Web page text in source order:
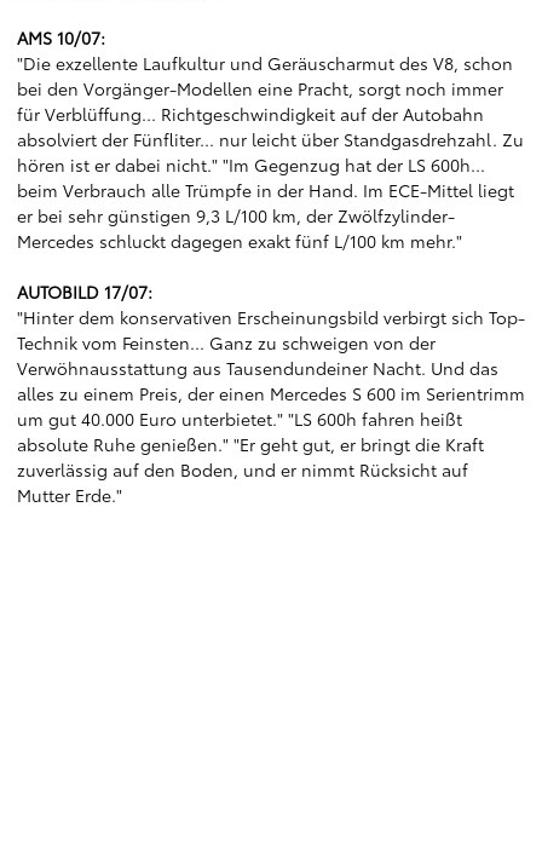
AMS 10/07:
"Die exzellente Laufkultur und Geräuscharmut des V8, schon
bei den Vorgänger-Modellen eine Pracht, sorgt noch immer
für Verblüffung... Richtgeschwindigkeit auf der Autobahn
absolviert der Fünfliter... nur leicht über Standgasdrehzahl. Zu
hören ist er dabei nicht." "Im Gegenzug hat der LS 600h...
beim Verbrauch alle Trümpfe in der Hand. Im ECE-Mittel liegt
er bei sehr günstigen 9,3 L/100 km, der Zwölfzylinder-
Mercedes schluckt dagegen exakt fünf L/100 km mehr."
AUTOBILD 17/07:
"Hinter dem konservativen Erscheinungsbild verbirgt sich Top-
Technik vom Feinsten... Ganz zu schweigen von der
Verwöhnausstattung aus Tausendundeiner Nacht. Und das
alles zu einem Preis, der einen Mercedes S 600 im Serientrimm
um gut 40.000 Euro unterbietet." "LS 600h fahren heißt
absolute Ruhe genießen." "Er geht gut, er bringt die Kraft
zuverlässig auf den Boden, und er nimmt Rücksicht auf
Mutter Erde."